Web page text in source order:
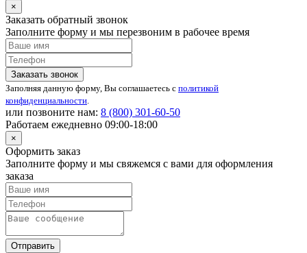
×
Заказать обратный звонок
Заполните форму и мы перезвоним в рабочее время
Заказать звонок
Заполняя данную форму, Вы соглашаетесь с политикой
конфиденциальности.
или позвоните нам: 8 (800) 301-60-50
Работаем ежедневно 09:00-18:00
×
Оформить заказ
Заполните форму и мы свяжемся с вами для оформления
заказа
Отправить